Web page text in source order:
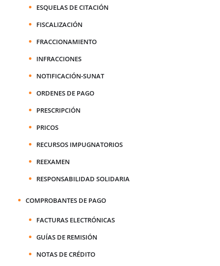
ESQUELAS DE CITACIÓN
FISCALIZACIÓN
FRACCIONAMIENTO
INFRACCIONES
NOTIFICACIÓN-SUNAT
ORDENES DE PAGO
PRESCRIPCIÓN
PRICOS
RECURSOS IMPUGNATORIOS
REEXAMEN
RESPONSABILIDAD SOLIDARIA
COMPROBANTES DE PAGO
FACTURAS ELECTRÓNICAS
GUÍAS DE REMISIÓN
NOTAS DE CRÉDITO